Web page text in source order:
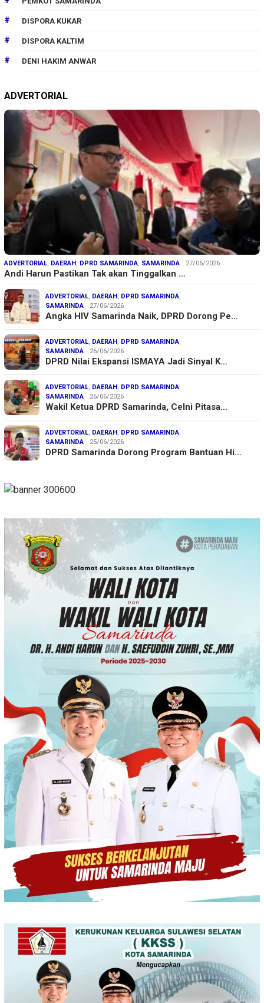
DISPORA KUKAR
DISPORA KALTIM
DENI HAKIM ANWAR
ADVERTORIAL
ADVERTORIAL, DAERAH, DPRD SAMARINDA, SAMARINDA 27/06/2026
Andi Harun Pastikan Tak akan Tinggalkan …
ADVERTORIAL, DAERAH, DPRD SAMARINDA,
SAMARINDA
27/06/2026
Angka HIV Samarinda Naik, DPRD Dorong Pe…
ADVERTORIAL, DAERAH, DPRD SAMARINDA,
SAMARINDA
26/06/2026
DPRD Nilai Ekspansi ISMAYA Jadi Sinyal K…
ADVERTORIAL, DAERAH, DPRD SAMARINDA,
SAMARINDA
26/06/2026
Wakil Ketua DPRD Samarinda, Celni Pitasa…
ADVERTORIAL, DAERAH, DPRD SAMARINDA,
SAMARINDA
25/06/2026
DPRD Samarinda Dorong Program Bantuan Hi…